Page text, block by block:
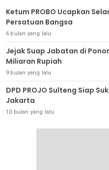
Ketum PROBO Ucapkan
Persatuan Bangsa
6 bulan yang lalu
Jejak Suap Jabatan di
Miliaran Rupiah
9 bulan yang lalu
DPD PROJO Sulteng Siap
Jakarta
10 bulan yang lalu